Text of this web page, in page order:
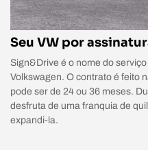
Seu VW por
Sign&Drive é o nome do
Volkswagen. O contrato é feito
pode ser de 24 ou 36 meses.
desfruta de uma franquia de
expandi-la.